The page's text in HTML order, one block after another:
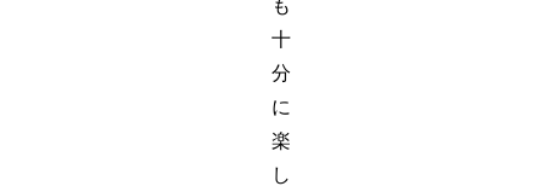
も
十
分
に
楽
し